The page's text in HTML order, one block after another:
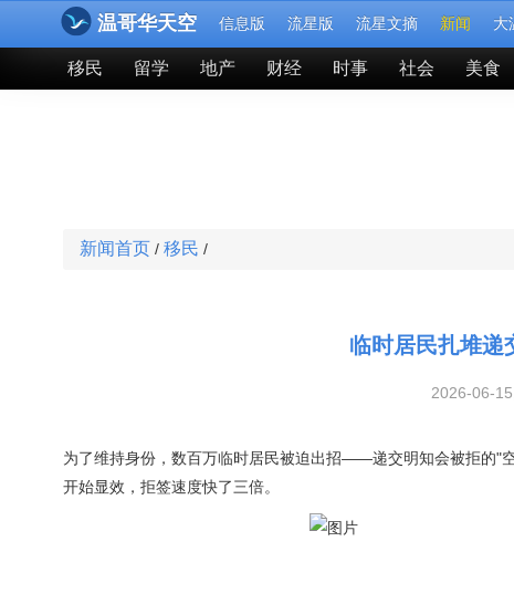
温哥华天空 信息版 流星版 流星文摘 新闻 大
移民 留学 地产 财经 时事 社会 美食
新闻首页 / 移民 /
临时居民扎堆递
2026-06-
为了维持身份，数百万临时居民被迫出招——递交明知会被拒的"
开始显效，拒签速度快了三倍。